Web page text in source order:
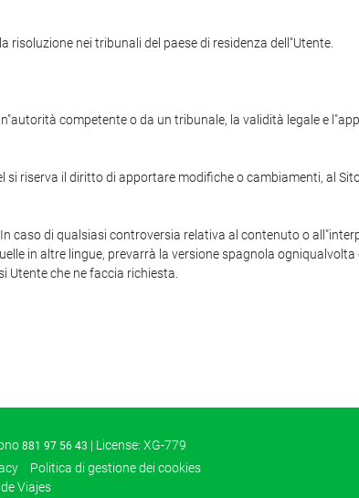
nei tribunali del paese di residenza dell"Utente.
competente o da un tribunale, la validità legale e
riserva il diritto di apportare modifiche o cambiamenti, al
caso di qualsiasi controversia relativa al contenuto o
in altre lingue, prevarrà la versione spagnola
Utente che ne faccia richiesta.
881 97 56 43 | License: XG-779
Politica di gestione dei cookies
Viajes